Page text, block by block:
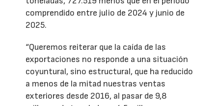
comprendido entre julio de 2024 y junio de
2025.
“Queremos reiterar que la caída de las
exportaciones no responde a una situación
coyuntural, sino estructural, que ha reducido
a menos de la mitad nuestras ventas
exteriores desde 2016, al pasar de 9,8